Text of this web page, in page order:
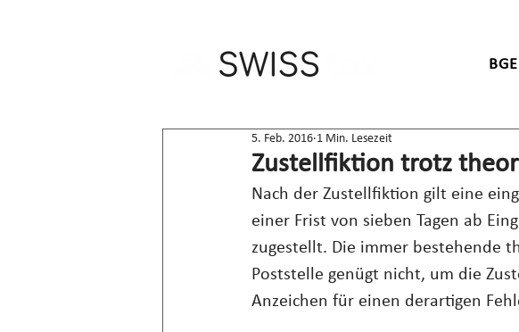
Zustellfiktion trotz
5. Feb. 2016 1 Min. Lesezeit
Nach der Zustellfiktion gilt eine
einer Frist von sieben Tagen ab
zugestellt. Die immer bestehende
Poststelle genügt nicht, um die
Anzeichen für einen derartigen